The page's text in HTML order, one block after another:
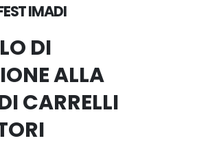
IMADI
DI
ALLA
CARRELLI